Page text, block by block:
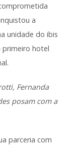
a
unidade do ibis
primeiro hotel
Fernanda
posam com a
parceria com